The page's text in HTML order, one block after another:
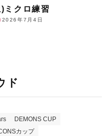
ミクロ練習
2026年7月4日
ド
DEMONS CUP
カップ